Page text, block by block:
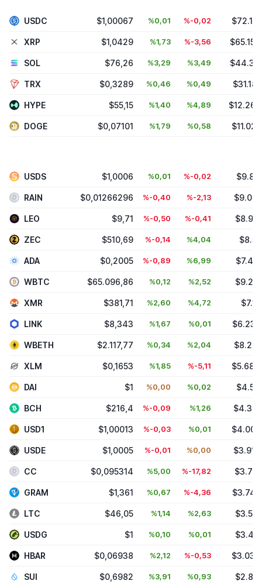
USDC $1,00067 %0,01 %-0,02
XRP $1,0429 %1,73 %-3,56
SOL $76,26 %3,29 %3,49
TRX $0,3289 %0,46 %0,49
HYPE $55,15 %1,40 %4,89
DOGE $0,07101 %1,79 %0,58
USDS $1,0006 %0,01 %-0,02
RAIN $0,01266296 %-0,40 %-2,13
LEO $9,71 %-0,50 %-0,41
ZEC $510,69 %-0,14 %4,04
ADA $0,2005 %-0,89 %6,99
WBTC $65.096,86 %0,12 %2,52
XMR $381,71 %2,60 %4,72
LINK $8,343 %1,67 %0,01
WBETH $2.117,77 %0,34 %2,04
XLM $0,1653 %1,85 %-5,11
DAI $1 %0,00 %0,02
BCH $216,4 %-0,09 %1,26
USD1 $1,00013 %-0,03 %0,01
USDE $1,0005 %-0,01 %0,00
CC $0,095314 %5,00 %-17,82
GRAM $1,361 %0,67 %-4,36
LTC $46,05 %1,14 %2,63
USDG $1 %0,10 %0,01
HBAR $0,06938 %2,12 %-0,53
SUI $0,6982 %3,91 %0,93